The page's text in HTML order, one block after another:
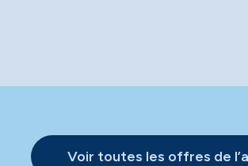
Voir toutes les offres de